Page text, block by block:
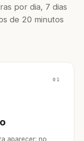
por dia, 7 dias
de 20 minutos
01
aparecer: no